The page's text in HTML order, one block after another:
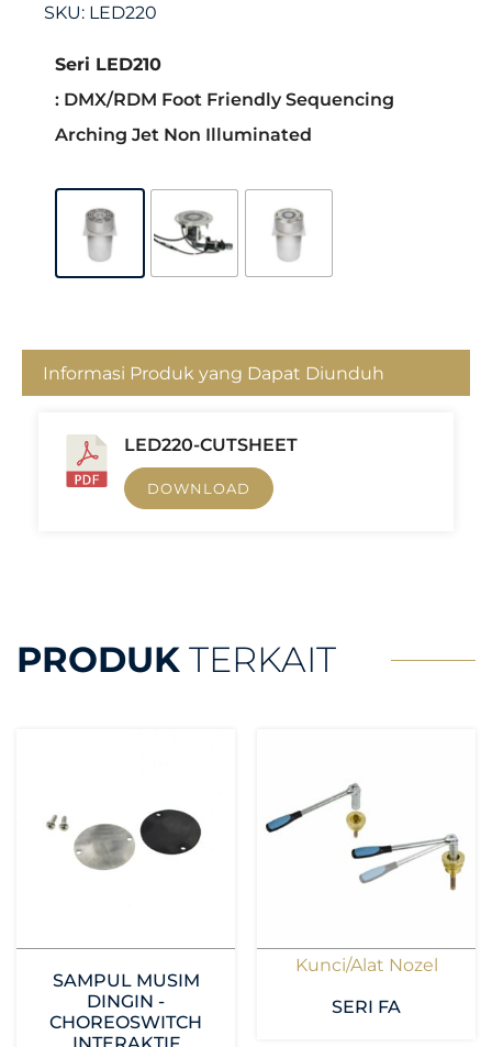
SKU: LED220
Seri LED210
: DMX/RDM Foot Friendly Sequencing
Arching Jet Non Illuminated
Informasi Produk yang Dapat Diunduh
LED220-CUTSHEET
DOWNLOAD
PRODUK TERKAIT
SAMPUL MUSIM
DINGIN -
CHOREOSWITCH
Kunci/Alat Nozel
SERI FA